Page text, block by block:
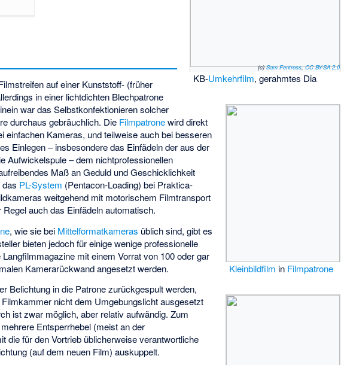
(c)Sam Fentress,CC BY-SA 2.0
KB-Umkehrfilm, gerahmtes Dia
Kleinbildfilm in Filmpatrone
auf einer Kunststoff- (früher
in einer lichtdichten Blechpatrone
war das Selbstkonfektionieren solcher
durchaus gebräuchlich. Die Filmpatronewird direkt
einfachen Kameras, und teilweise auch bei besseren
Einlegen – insbesondere das Einfädeln der aus der
Aufwickelspule – dem nichtprofessionellen
Maß an Geduld und Geschicklichkeit
PL-System (Pentacon-Loading) bei Praktica-
weitgehend mit motorischem Filmtransport
auch das Einfädeln automatisch.
, wie sie bei Mittelformatkameras üblich sind, gibt es
bieten jedoch für einige wenige professionelle
mit einem Vorrat von 100 oder gar
Kamerarückwand angesetzt werden.
Belichtung in die Patrone zurückgespult werden,
nicht dem Umgebungslicht ausgesetzt
ist zwar möglich, aber relativ aufwändig. Zum
Entsperrhebel (meist an der
die für den Vortrieb üblicherweise verantwortliche
(auf dem neuen Film) auskuppelt.